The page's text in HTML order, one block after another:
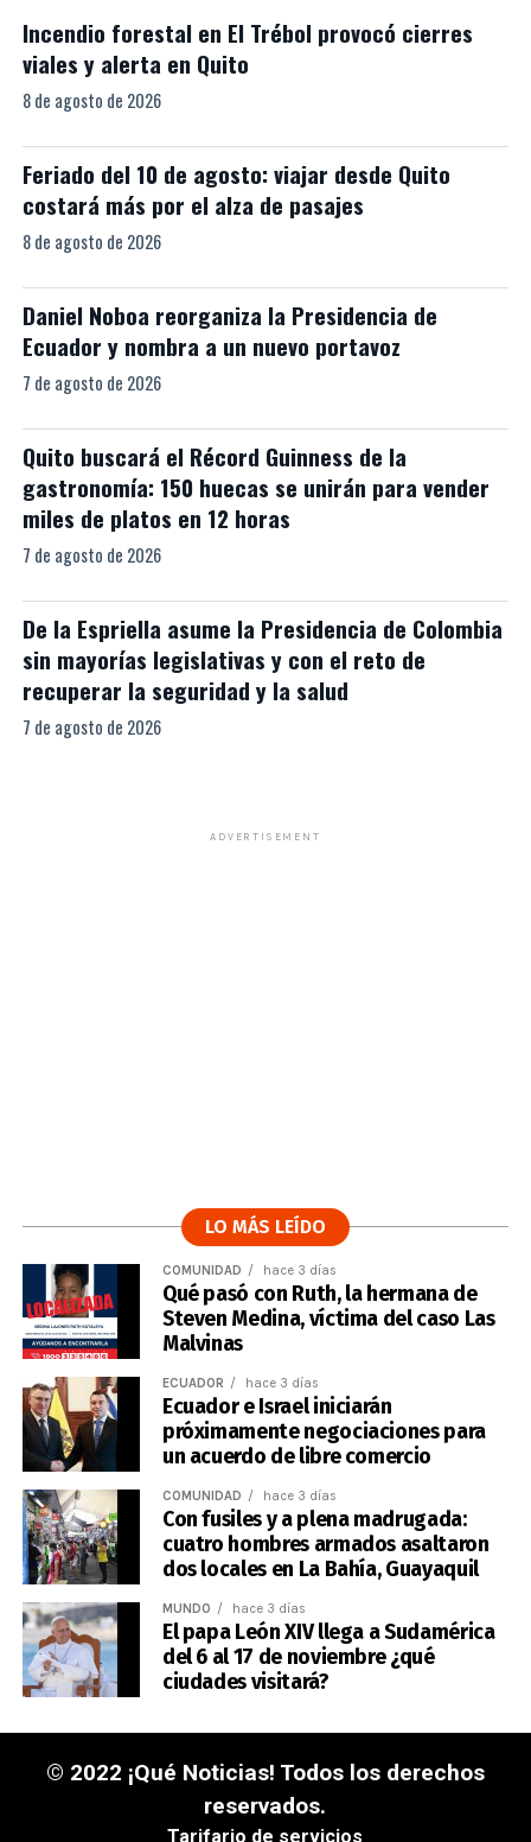
Incendio forestal en El Trébol provocó cierres
viales y alerta en Quito
8 de agosto de 2026
Feriado del 10 de agosto: viajar desde Quito
costará más por el alza de pasajes
8 de agosto de 2026
Daniel Noboa reorganiza la Presidencia de
Ecuador y nombra a un nuevo portavoz
7 de agosto de 2026
Quito buscará el Récord Guinness de la
gastronomía: 150 huecas se unirán para vender
miles de platos en 12 horas
7 de agosto de 2026
De la Espriella asume la Presidencia de Colombia
sin mayorías legislativas y con el reto de
recuperar la seguridad y la salud
7 de agosto de 2026
ADVERTISEMENT
LO MÁS LEÍDO
COMUNIDAD hace 3 días
Qué pasó con Ruth, la hermana de
Steven Medina, víctima del caso Las
Malvinas
ECUADOR hace 3 días
Ecuador e Israel iniciarán
próximamente negociaciones para
un acuerdo de libre comercio
COMUNIDAD hace 3 días
Con fusiles y a plena madrugada:
cuatro hombres armados asaltaron
dos locales en La Bahía, Guayaquil
MUNDO hace 3 días
El papa León XIV llega a Sudamérica
del 6 al 17 de noviembre ¿qué
ciudades visitará?
© 2022 ¡Qué Noticias! Todos los derechos
reservados.
Tarifario de servicios